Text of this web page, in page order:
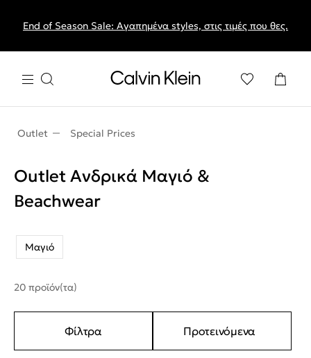
End of Season Sale: Αγαπημένα styles, στις τιμές που θες.
Outlet Special Prices
Outlet Ανδρικά Μαγιό &
Beachwear
Μαγιό
20 προϊόν(τα)
Φίλτρα Προτεινόμενα